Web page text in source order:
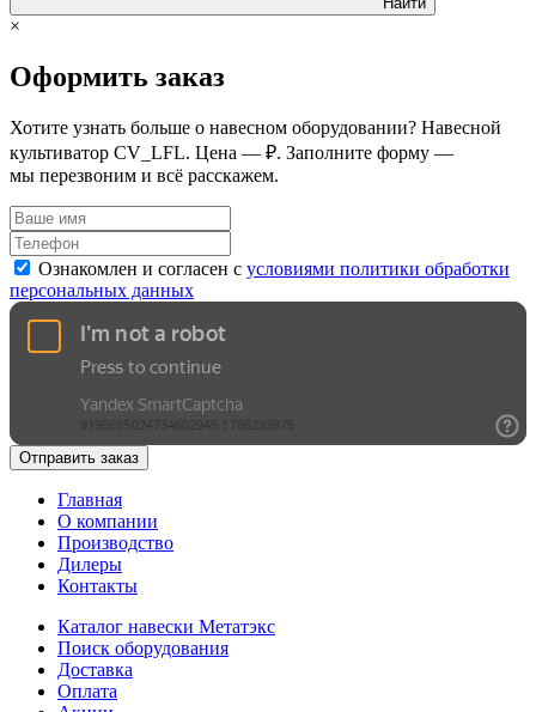
×
Оформить заказ
Хотите узнать больше о навесном оборудовании? Навесной
культиватор CV_LFL. Цена — ₽. Заполните форму —
мы перезвоним и всё расскажем.
Ознакомлен и согласен с условиями политики обработки
персональных данных
Отправить заказ
Главная
О компании
Производство
Дилеры
Контакты
Каталог навески Метатэкс
Поиск оборудования
Доставка
Оплата